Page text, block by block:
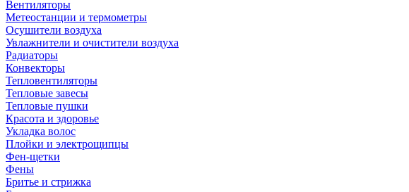
Вентиляторы
Метеостанции и термометры
Осушители воздуха
Увлажнители и очистители воздуха
Радиаторы
Конвекторы
Тепловентиляторы
Тепловые завесы
Тепловые пушки
Красота и здоровье
Укладка волос
Плойки и электрощипцы
Фен-щетки
Фены
Бритье и стрижка